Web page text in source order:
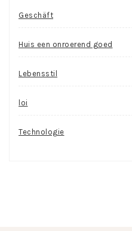
Geschäft
Huis een onroerend goed
Lebensstil
loi
Technologie